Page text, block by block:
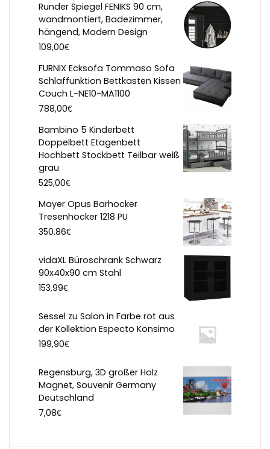
Runder Spiegel FENIKS 90 cm,
wandmontiert, Badezimmer,
hängend, Modern Design
109,00€
FURNIX Ecksofa Tommaso Sofa
Schlaffunktion Bettkasten Kissen
Couch L-NE10-MA1100
788,00€
Bambino 5 Kinderbett
Doppelbett Etagenbett
Hochbett Stockbett Teilbar weiß
grau
525,00€
Mayer Opus Barhocker
Tresenhocker 1218 PU
350,86€
vidaXL Büroschrank Schwarz
90x40x90 cm Stahl
153,99€
Sessel zu Salon in Farbe rot aus
der Kollektion Especto Konsimo
199,90€
Regensburg, 3D großer Holz
Magnet, Souvenir Germany
Deutschland
7,08€